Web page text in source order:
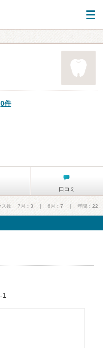
0件
口コミ
ス数 7月： 3 | 6月： 7 | 年間： 22